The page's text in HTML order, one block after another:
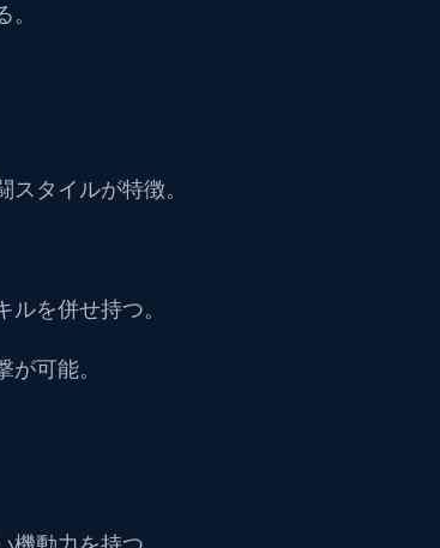
スタイルが特徴。
ルを併せ持つ。
が可能。